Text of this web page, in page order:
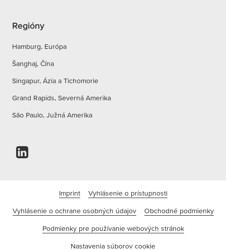
Regióny
Hamburg, Európa
Šanghaj, Čína
Singapur, Ázia a Tichomorie
Grand Rapids, Severná Amerika
São Paulo, Južná Amerika
Imprint Vyhlásenie o prístupnosti
Vyhlásenie o ochrane osobných údajov Obchodné podmienky
Podmienky pre používanie webových stránok
Nastavenia súborov cookie